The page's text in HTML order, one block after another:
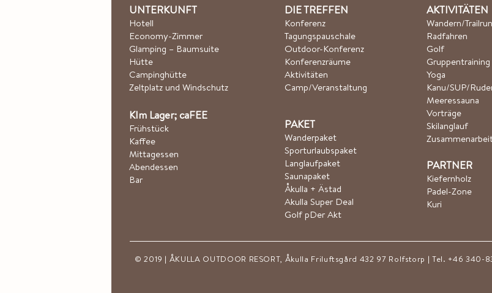
UNTERKUNFT
Hotell
Economy-Zimmer
Glamping – Baumsuite
Hütte
Campinghütte
Zeltplatz und Windschutz
KIm Lager; caFEE
Frühstück
Kaffee
Mittagessen
Abendessen
Bar
DIE TREFFEN
Konferenz
Tagungspauschale
Outdoor-Konferenz
Konferenzräume
Aktivitäten
Camp/Veranstaltung
PAKET
Wanderpaket
Sporturlaubspaket
Langlaufpaket
Saunapaket
Åkulla + Ästad
Akulla Super Deal
Golf pDer Akt
AKTIVITÄTEN
Wandern/Trailrun
Radfahren
Golf
Gruppentraining
Yoga
Kanu/SUP/
Meeressauna
Vorträge
Skilanglauf
PARTNER
Kiefernholz
Padel-Zone
Kuri
© 2019 | ÅKULLA OUTDOOR RESORT, Åkulla Friluftsgård 432 97 Rolfstorp | Tel. +46 340-